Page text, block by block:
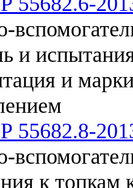
и
и
55682.8-
к